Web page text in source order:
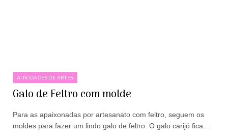
ATIVIDADES DE ARTES
Galo de Feltro com molde
Para as apaixonadas por artesanato com feltro, seguem os
moldes para fazer um lindo galo de feltro. O galo carijó fica…